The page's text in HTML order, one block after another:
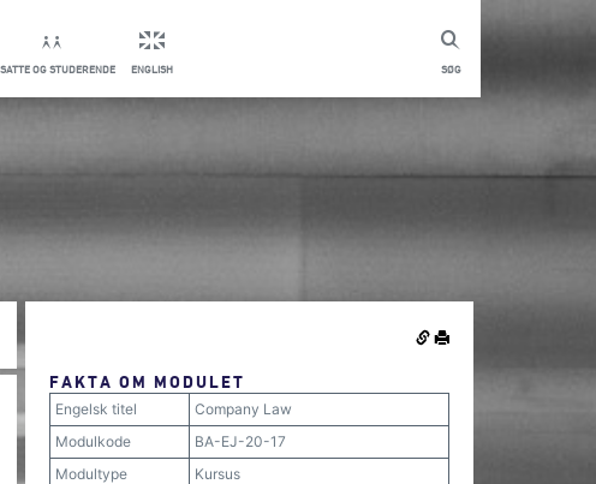
SØG
OG STUDERENDE ENGLISH
FAKTA OM MODULET
Engelsk titel
Company Law
Modulkode
BA-EJ-20-17
Modultype
Kursus